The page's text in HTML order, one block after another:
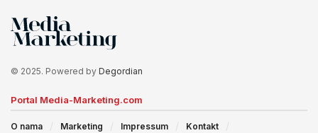
© 2025. Powered by Degordian
Portal Media-Marketing.com
O nama Marketing Impressum Kontakt